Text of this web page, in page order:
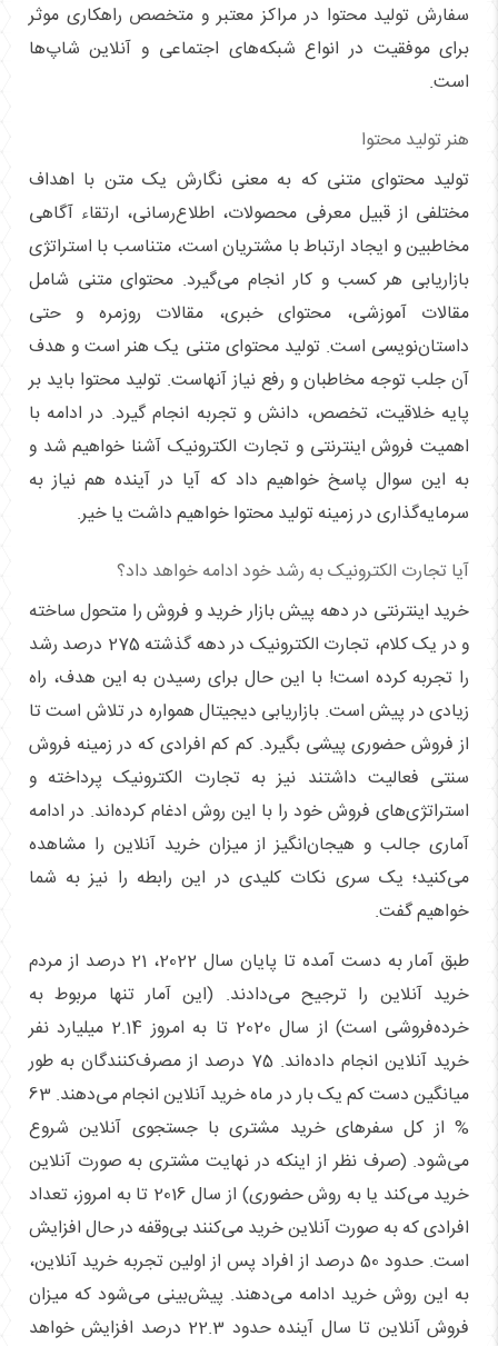
سفارش تولید محتوا در مراکز معتبر و متخصص راهکاری موثر
برای موفقیت در انواع شبکه‌های اجتماعی و آنلاین شاپ‌ها
است.
هنر تولید محتوا
تولید محتوای متنی که به معنی نگارش یک متن با اهداف
مختلفی از قبیل معرفی محصولات، اطلاع‌رسانی، ارتقاء آگاهی
مخاطبین و ایجاد ارتباط با مشتریان است، متناسب با استراتژی
بازاریابی هر کسب و کار انجام می‌گیرد. محتوای متنی شامل
مقالات آموزشی، محتوای خبری، مقالات روزمره و حتی
داستان‌نویسی است. تولید محتوای متنی یک هنر است و هدف
آن جلب توجه مخاطبان و رفع نیاز آنهاست. تولید محتوا باید بر
پایه خلاقیت، تخصص، دانش و تجربه انجام گیرد. در ادامه با
اهمیت فروش اینترنتی و تجارت الکترونیک آشنا خواهیم شد و
به این سوال پاسخ خواهیم داد که آیا در آینده هم نیاز به
سرمایه‌گذاری در زمینه تولید محتوا خواهیم داشت یا خیر.
آیا تجارت الکترونیک به رشد خود ادامه خواهد داد؟
خرید اینترنتی در دهه پیش بازار خرید و فروش را متحول ساخته
و در یک کلام، تجارت الکترونیک در دهه گذشته 275 درصد رشد
را تجربه کرده است! با این حال برای رسیدن به این هدف، راه
زیادی در پیش است. بازاریابی دیجیتال همواره در تلاش است تا
از فروش حضوری پیشی بگیرد. کم کم افرادی که در زمینه فروش
سنتی فعالیت داشتند نیز به تجارت الکترونیک پرداخته و
استراتژی‌های فروش خود را با این روش ادغام کرده‌اند. در ادامه
آماری جالب و هیجان‌انگیز از میزان خرید آنلاین را مشاهده
می‌کنید؛ یک سری نکات کلیدی در این رابطه را نیز به شما
خواهیم گفت.
طبق آمار به دست آمده تا پایان سال 2022، 21 درصد از مردم
خرید آنلاین را ترجیح می‌دادند. (این آمار تنها مربوط به
خرده‌فروشی است) از سال 2020 تا به امروز 2.14 میلیارد نفر
خرید آنلاین انجام داده‌اند. 75 درصد از مصرف‌کنندگان به طور
میانگین دست کم یک بار در ماه خرید آنلاین انجام می‌دهند. 63
% از کل سفرهای خرید مشتری با جستجوی آنلاین شروع
می‌شود. (صرف نظر از اینکه در نهایت مشتری به صورت آنلاین
خرید می‌کند یا به روش حضوری) از سال 2016 تا به امروز، تعداد
افرادی که به صورت آنلاین خرید می‌کنند بی‌وقفه در حال افزایش
است. حدود 50 درصد از افراد پس از اولین تجربه خرید آنلاین،
به این روش خرید ادامه می‌دهند. پیش‌بینی می‌شود که میزان
فروش آنلاین تا سال آینده حدود 22.3 درصد افزایش خواهد